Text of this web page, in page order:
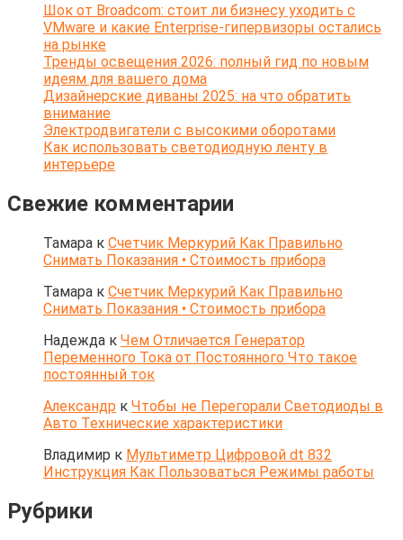
Шок от Broadcom: стоит ли бизнесу уходить с
VMware и какие Enterprise-гипервизоры остались
на рынке
Тренды освещения 2026: полный гид по новым
идеям для вашего дома
Дизайнерские диваны 2025: на что обратить
внимание
Электродвигатели с высокими оборотами
Как использовать светодиодную ленту в
интерьере
Свежие комментарии
Тамара к Счетчик Меркурий Как Правильно
Снимать Показания • Стоимость прибора
Тамара к Счетчик Меркурий Как Правильно
Снимать Показания • Стоимость прибора
Надежда к Чем Отличается Генератор
Переменного Тока от Постоянного Что такое
постоянный ток
Александр к Чтобы не Перегорали Светодиоды в
Авто Технические характеристики
Владимир к Мультиметр Цифровой dt 832
Инструкция Как Пользоваться Режимы работы
Рубрики